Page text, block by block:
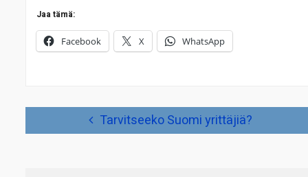
Jaa tämä:
Facebook X WhatsApp
Tarvitseeko Suomi yrittäjiä?